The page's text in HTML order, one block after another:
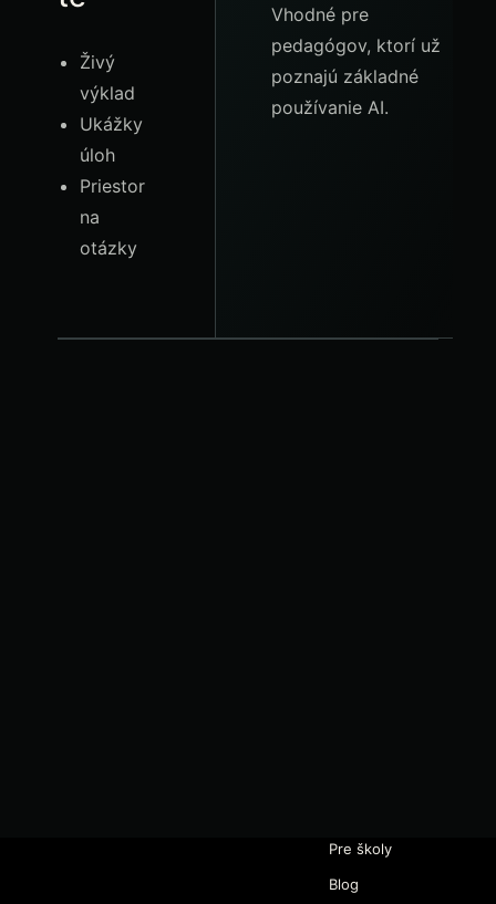
Živý
výklad
Ukážky
úloh
Priestor
na
otázky
Vhodné pre
pedagógov, ktorí už
poznajú základné
používanie AI.
Pre školy
Blog